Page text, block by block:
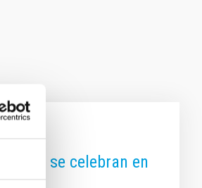
(IAC) se celebran en